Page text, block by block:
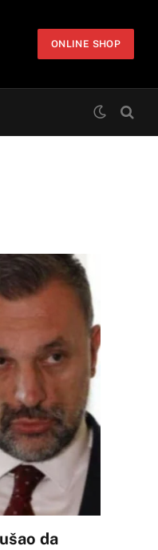
ONLINE SHOP
da